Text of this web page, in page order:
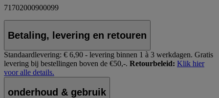
71702000900099
Betaling, levering en retouren
Standaardlevering: € 6,90 - levering binnen 1 à 3 werkdagen. Gratis
levering bij bestellingen boven de €50,-. Retourbeleid: Klik hier
voor alle details.
onderhoud & gebruik